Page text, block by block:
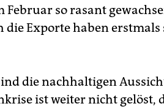
Februar so rasant
die Exporte haben erstmals
die nachhaltigen
ist weiter nicht gelöst,